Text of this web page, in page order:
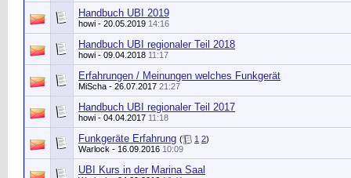
Handbuch UBI 2019
howi - 20.05.2019 14:16
Handbuch UBI regionaler Teil 2018
howi - 09.04.2018 11:17
Erfahrungen / Meinungen welches Funkgerät
MiScha - 26.07.2017 21:27
Handbuch UBI regionaler Teil 2017
howi - 04.04.2017 11:18
Funkgeräte Erfahrung ( 1 2)
Warlock - 16.09.2016 10:09
UBI Kurs in der Marina Saal